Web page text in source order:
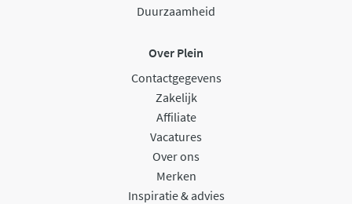
Duurzaamheid
Over Plein
Contactgegevens
Zakelijk
Affiliate
Vacatures
Over ons
Merken
Inspiratie & advies